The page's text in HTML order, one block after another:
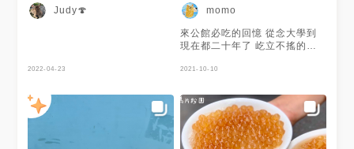
Judy🍄
2022-04-23
momo
來公館必吃的回憶 從念大學到
現在都二十年了 屹立不搖的店
這是我老公女兒吃的不加紅豆
定要連個隔壁的一起吃 麻辣鴨
血臭豆腐必吃👍
2021-10-10